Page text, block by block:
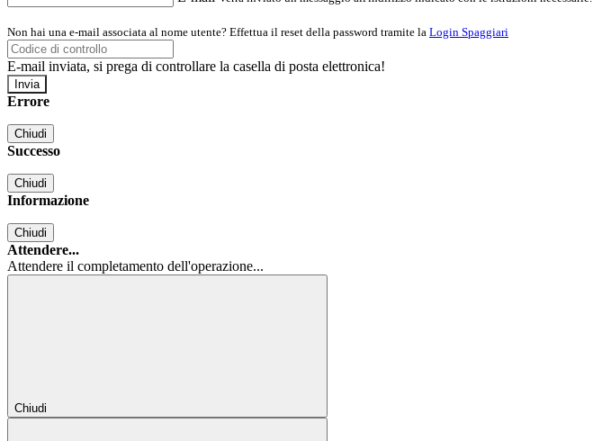
Non hai una e-mail associata al nome utente? Effettua il reset della password tramite la Login Spaggiari
E-mail inviata, si prega di controllare la casella di posta elettronica!
Errore
Chiudi
Successo
Chiudi
Informazione
Chiudi
Attendere...
Attendere il completamento dell'operazione...
Chiudi